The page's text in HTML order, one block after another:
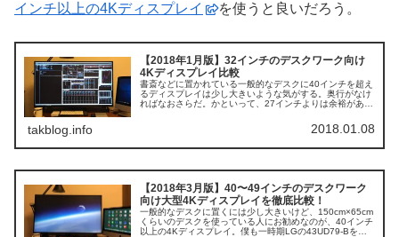
インチ以上の4Kディスプレイ
を使うと良いだろう。
【2018年1月版】32インチのデスクワーク向け
4Kディスプレイ比較
書斎などに置かれている一般的なデスクに40インチを超え
るディスプレイは少し大きいような気がする。奥行がなけ
ればなおさらだ。かといって、27インチよりは余裕がある
プレイ。だいたい15インチほどのフルHDディスプレイ4つ
takblog.info 2018.01.08
【2018年3月版】40〜49インチのデスクワーク
向け大型4Kディスプレイを徹底比較！
一般的なデスクに置くには少し大きいけど、150cm×65cm
くらいのデスクを使っている人にお勧めなのが、40インチ
以上の4Kディスプレイ。僕も一時期LGの43UD79-Bを使